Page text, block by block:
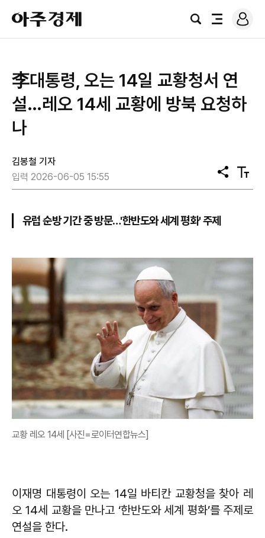
아
주
경
검
전
로
그
李대통령, 오는 14일 교황청서 연
설…레오 14세 교황에 방북 요청하
나
김봉철 기자
입력 2026-06-05 15:55
공
유
텍
스
유럽 순방 기간 중 방문…'한반도와 세계 평화' 주제
교황 레오 14세 [사진=로이터연합뉴스]
이재명 대통령이 오는 14일 바티칸 교황청을 찾아 레
오 14세 교황을 만나고 ‘한반도와 세계 평화’를 주제로
연설을 한다.